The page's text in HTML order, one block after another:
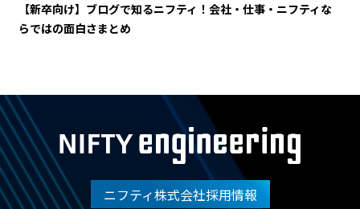
【新卒向け】ブログで知るニフティ！会社・仕事・ニフティな
らではの面白さまとめ
ニフティ株式会社採用情報